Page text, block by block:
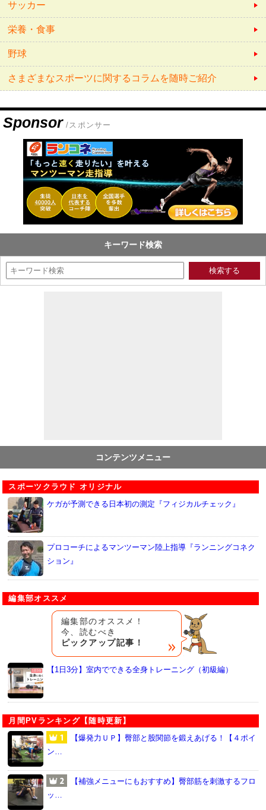
サッカー
栄養・食事
野球
さまざまなスポーツに関するコラムを随時ご紹介
Sponsor /スポンサー
キーワード検索
コンテンツメニュー
スポーツクラウド オリジナル
ケガが予測できる日本初の測定『フィジカルチェック』
プロコーチによるマンツーマン陸上指導『ランニングコネク
ション』
編集部オススメ
編集部のオススメ！
今、読むべき
ピックアップ記事！
【1日3分】室内でできる全身トレーニング（初級編）
月間PVランキング【随時更新】
【爆発力ＵＰ】臀部と股関節を鍛えあげる！【４ポイ
ン…
【補強メニューにもおすすめ】臀部筋を刺激するフロ
ッ…